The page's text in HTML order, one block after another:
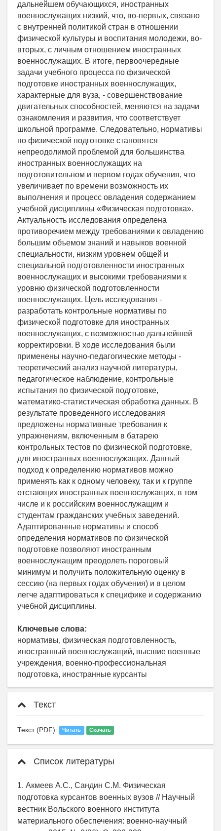
дальнейшем обучающихся, иностранных
военнослужащих низкий, что, во-первых, связано
с внутренней политикой стран в отношении
физической культуры и воспитания молодежи, во-
вторых, с личным отношением иностранных
военнослужащих. В итоге, первоочередные
задачи учебного процесса по физической
подготовке иностранных военнослужащих,
характерные для вуза, - совершенствование
двигательных способностей, меняются на задачи
ознакомления и развития, что соответствует
школьной программе. Следовательно, нормативы
по физической подготовке становятся
непреодолимой проблемой для большинства
иностранных военнослужащих на
подготовительном и первом годах обучения, что
увеличивает по времени возможность их
выполнения и процесс овладения содержанием
учебной дисциплины «Физическая подготовка».
Актуальность исследования определена
противоречием между требованиями к овладению
большим объемом знаний и навыков военной
специальности, низким уровнем общей и
специальной подготовленности иностранных
военнослужащих и высокими требованиями к
уровню физической подготовленности
военнослужащих. Цель исследования -
разработать контрольные нормативы по
физической подготовке для иностранных
военнослужащих, с возможностью дальнейшей
корректировки. В ходе исследования были
применены научно-педагогические методы -
теоретический анализ научной литературы,
педагогическое наблюдение, контрольные
испытания по физической подготовке,
математико-статистическая обработка данных. В
результате проведенного исследования
предложены нормативные требования к
упражнениям, включенным в батарею
контрольных тестов по физической подготовке,
для иностранных военнослужащих. Данный
подход к определению нормативов можно
применять как к одному человеку, так и к группе
отстающих иностранных военнослужащих, в том
числе и к российским военнослужащим и
студентам гражданских учебных заведений.
Адаптированные нормативы и способ
определения нормативов по физической
подготовке позволяют иностранным
военнослужащим преодолеть пороговый
минимум и получить положительную оценку в
сессию (на первых годах обучения) и в целом
легче адаптироваться к специфике и содержанию
учебной дисциплины.
Ключевые слова:
нормативы, физическая подготовленность,
иностранный военнослужащий, высшие военные
учреждения, военно-профессиональная
подготовка, иностранные курсанты
Текст
Текст (PDF): Читать Скачать
Список литературы
1. Акмеев А.С., Сандин С.М. Физическая
подготовка курсантов военных вузов // Научный
вестник Вольского военного института
материального обеспечения: военно-научный